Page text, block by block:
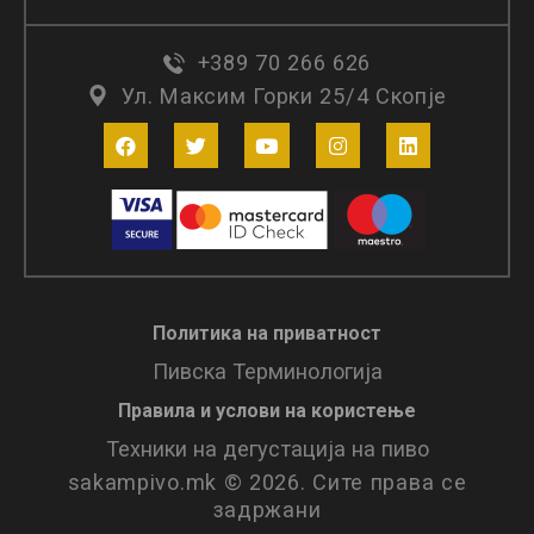
+389 70 266 626
Ул. Максим Горки 25/4 Скопје
Политика на приватност
Пивска Терминологија
Правила и услови нa користење
Техники на дегустација на пиво
sakampivo.mk © 2026. Сите права се
задржани